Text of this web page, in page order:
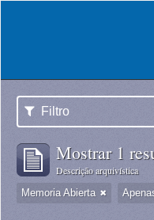
Filtro
Mostrar 1
Descrição arquivística
Memoria Abierta